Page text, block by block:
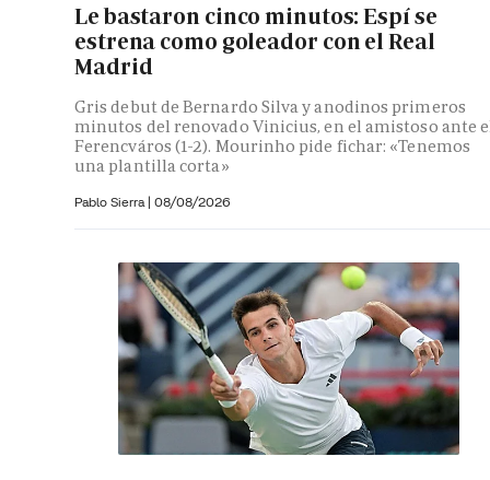
Le bastaron cinco minutos: Espí se
estrena como goleador con el Real
Madrid
Gris debut de Bernardo Silva y anodinos primeros
minutos del renovado Vinicius, en el amistoso ante
Ferencváros (1-2). Mourinho pide fichar: «Tenemos
una plantilla corta»
Pablo Sierra | 08/08/2026